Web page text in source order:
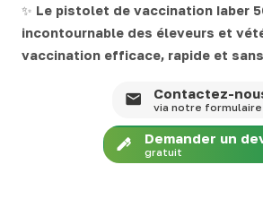
✨ Le pistolet de vaccination Iaber
incontournable des éleveurs et
vaccination efficace, rapide et
Contactez-
via notre formulaire
Demander un
gratuit